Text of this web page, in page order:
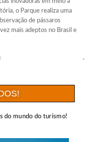
inovadoras em meio à
o Parque realiza uma
de pássaros
mais adeptos no Brasil e
do mundo do turismo!